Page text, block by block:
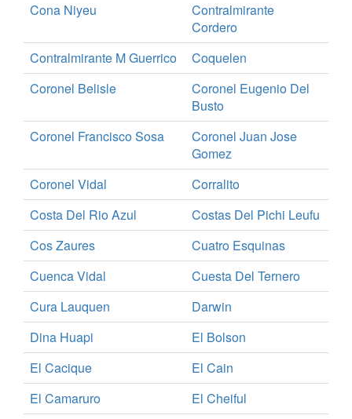
Cona Niyeu
Contralmirante
Cordero
Contralmirante M Guerrico
Coquelen
Coronel Belisle
Coronel Eugenio Del
Busto
Coronel Francisco Sosa
Coronel Juan Jose
Gomez
Coronel Vidal
Corralito
Costa Del Rio Azul
Costas Del Pichi Leufu
Cos Zaures
Cuatro Esquinas
Cuenca Vidal
Cuesta Del Ternero
Cura Lauquen
Darwin
Dina Huapi
El Bolson
El Cacique
El Cain
El Camaruro
El Cheiful